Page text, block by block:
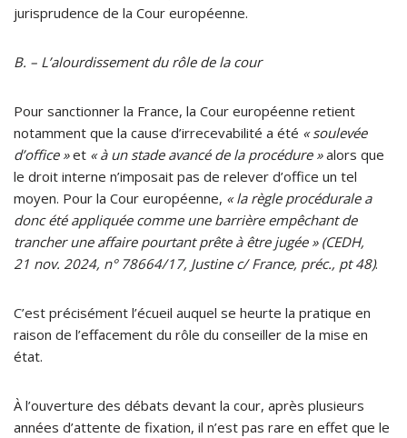
jurisprudence de la Cour européenne.
B. – L’alourdissement du rôle de la cour
Pour sanctionner la France, la Cour européenne retient
notamment que la cause d’irrecevabilité a été « soulevée
d’office »et « à un stade avancé de la procédure »alors que
le droit interne n’imposait pas de relever d’office un tel
moyen. Pour la Cour européenne, « la règle procédurale a
donc été appliquée comme une barrière empêchant de
trancher une affaire pourtant prête à être jugée » (CEDH,
21 nov. 2024, n° 78664/17, Justine c/ France, préc., pt 48).
C’est précisément l’écueil auquel se heurte la pratique en
raison de l’effacement du rôle du conseiller de la mise en
état.
À l’ouverture des débats devant la cour, après plusieurs
années d’attente de fixation, il n’est pas rare en effet que le